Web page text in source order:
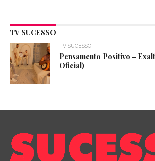
TV SUCESSO
TV SUCESSO
Pensamento Positivo –
Oficial)